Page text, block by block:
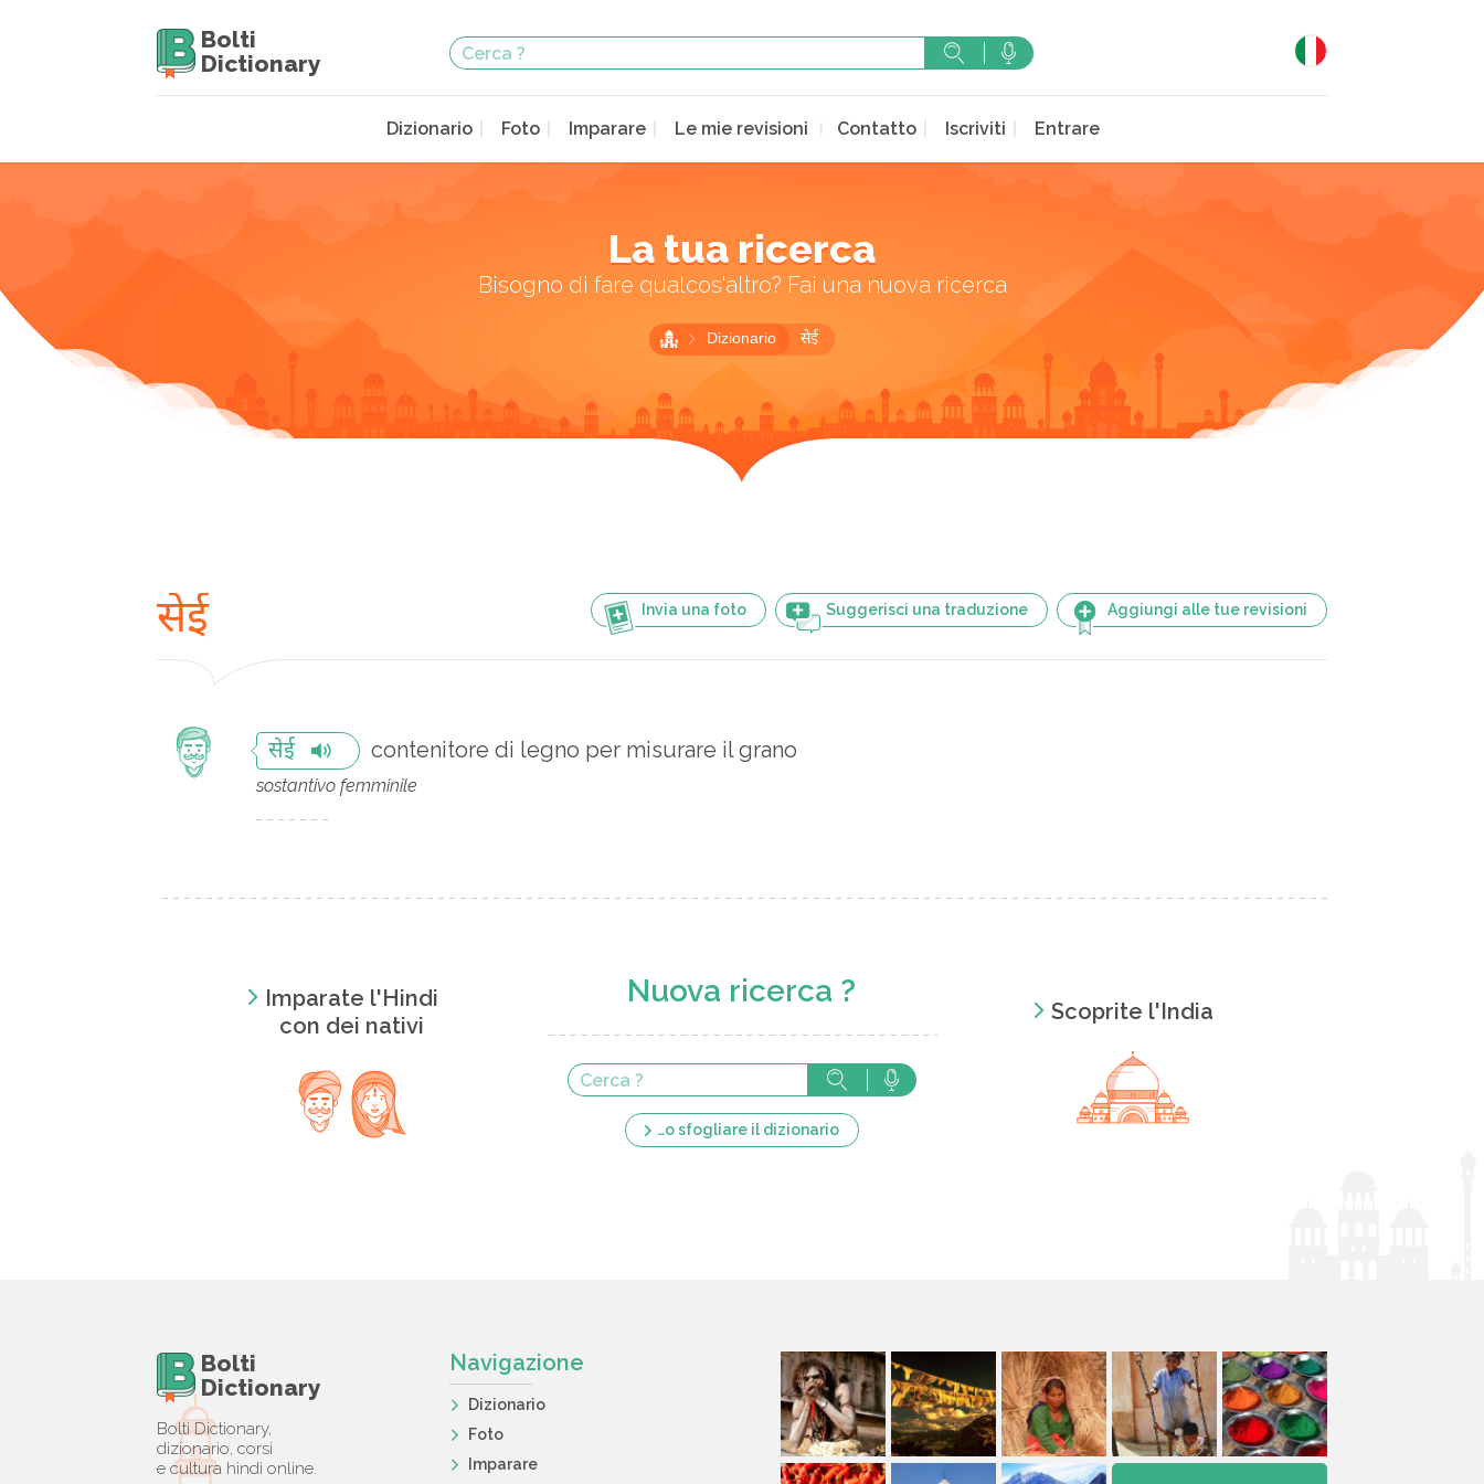
Bolti
Dictionary
Dizionario Foto Imparare Le mie revisioni Contatto Iscriviti Entrare
La tua ricerca
Bisogno di fare qualcos'altro? Fai una nuova ricerca
Dizionario सेई
Invia una foto Suggerisci una traduzione Aggiungi alle tue revisioni
सेई
सेई contenitore di legno per misurare il grano
sostantivo femminile
Imparate l'Hindi
con dei nativi
Nuova ricerca ?
…o sfogliare il dizionario
Scoprite l'India
Bolti
Dictionary
Bolti Dictionary,
dizionario, corsi
e cultura hindi online.
Navigazione
Dizionario
Foto
Imparare